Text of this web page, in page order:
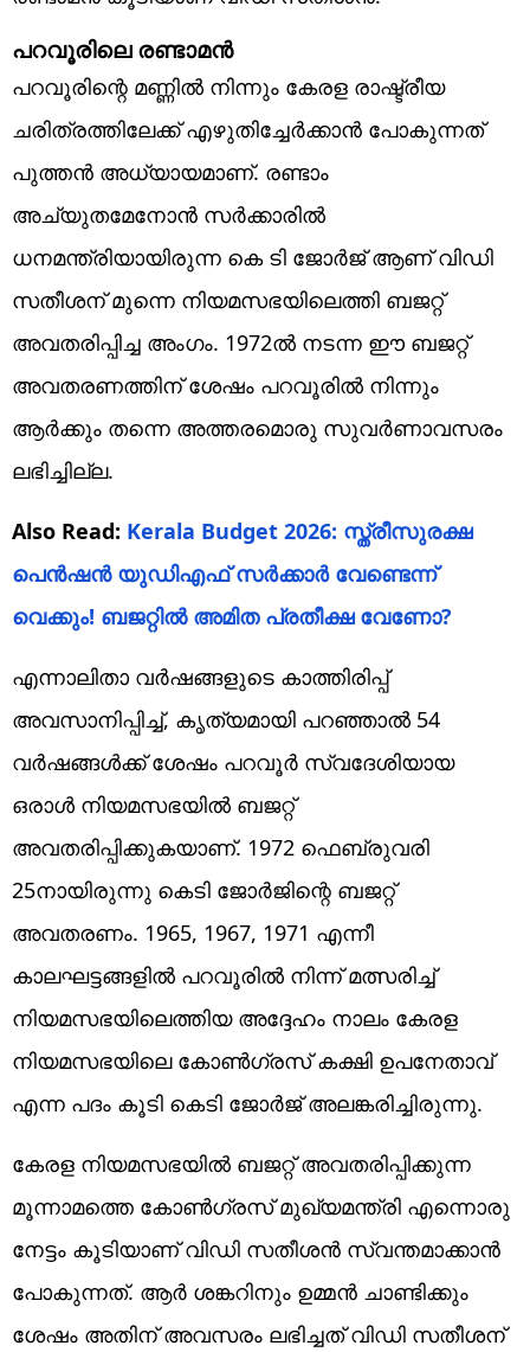
പറവൂരിലെ രണ്ടാമന്‍
പറവൂരിന്റെ മണ്ണില്‍ നിന്നും കേരള രാഷ്ട്രീയ
ചരിത്രത്തിലേക്ക് എഴുതിച്ചേര്‍ക്കാന്‍ പോകുന്നത്
പുത്തന്‍ അധ്യായമാണ്. രണ്ടാം
അച്യുതമേനോന്‍ സര്‍ക്കാരില്‍
ധനമന്ത്രിയായിരുന്ന കെ ടി ജോര്‍ജ് ആണ് വിഡി
സതീശന് മുന്നെ നിയമസഭയിലെത്തി ബജറ്റ്
അവതരിപ്പിച്ച അംഗം. 1972ല്‍ നടന്ന ഈ ബജറ്റ്
അവതരണത്തിന് ശേഷം പറവൂരില്‍ നിന്നും
ആര്‍ക്കും തന്നെ അത്തരമൊരു സുവര്‍ണാവസരം
ലഭിച്ചില്ല.
Also Read: Kerala Budget 2026: സ്ത്രീസുരക്ഷ
പെന്‍ഷന്‍ യുഡിഎഫ് സര്‍ക്കാര്‍ വേണ്ടെന്ന്
വെക്കും! ബജറ്റില്‍ അമിത പ്രതീക്ഷ വേണോ?
എന്നാലിതാ വര്‍ഷങ്ങളുടെ കാത്തിരിപ്പ്
അവസാനിപ്പിച്ച്, കൃത്യമായി പറഞ്ഞാല്‍ 54
വര്‍ഷങ്ങള്‍ക്ക് ശേഷം പറവൂര്‍ സ്വദേശിയായ
ഒരാള്‍ നിയമസഭയില്‍ ബജറ്റ്
അവതരിപ്പിക്കുകയാണ്. 1972 ഫെബ്രുവരി
25നായിരുന്നു കെടി ജോര്‍ജിന്റെ ബജറ്റ്
അവതരണം. 1965, 1967, 1971 എന്നീ
കാലഘട്ടങ്ങളില്‍ പറവൂരില്‍ നിന്ന് മത്സരിച്ച്
നിയമസഭയിലെത്തിയ അദ്ദേഹം നാലം കേരള
നിയമസഭയിലെ കോണ്‍ഗ്രസ് കക്ഷി ഉപനേതാവ്
എന്ന പദം കൂടി കെടി ജോര്‍ജ് അലങ്കരിച്ചിരുന്നു.
കേരള നിയമസഭയില്‍ ബജറ്റ് അവതരിപ്പിക്കുന്ന
മൂന്നാമത്തെ കോണ്‍ഗ്രസ് മുഖ്യമന്ത്രി എന്നൊരു
നേട്ടം കൂടിയാണ് വിഡി സതീശന്‍ സ്വന്തമാക്കാന്‍
പോകുന്നത്. ആര്‍ ശങ്കറിനും ഉമ്മന്‍ ചാണ്ടിക്കും
ശേഷം അതിന് അവസരം ലഭിച്ചത് വിഡി സതീശന്